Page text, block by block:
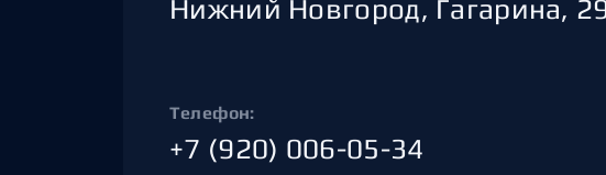
Нижний Новгород, Гагарина,
Телефон:
+7 (920) 006-05-34